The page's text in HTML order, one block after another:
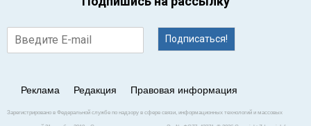
Подписаться!
Реклама Редакция Правовая информация
Зарегистрировано в Федеральной службе по надзору в сфере связи, информационных технологий и массовых